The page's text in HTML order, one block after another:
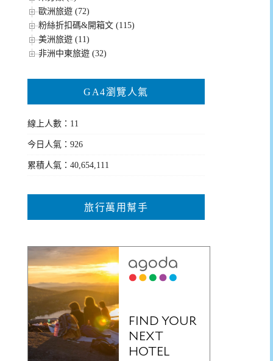
歐洲旅遊 (72)
粉絲折扣碼&開箱文 (115)
美洲旅遊 (11)
非洲中東旅遊 (32)
GA4瀏覽人氣
線上人數：11
今日人氣：926
累積人氣：40,654,111
旅行萬用幫手